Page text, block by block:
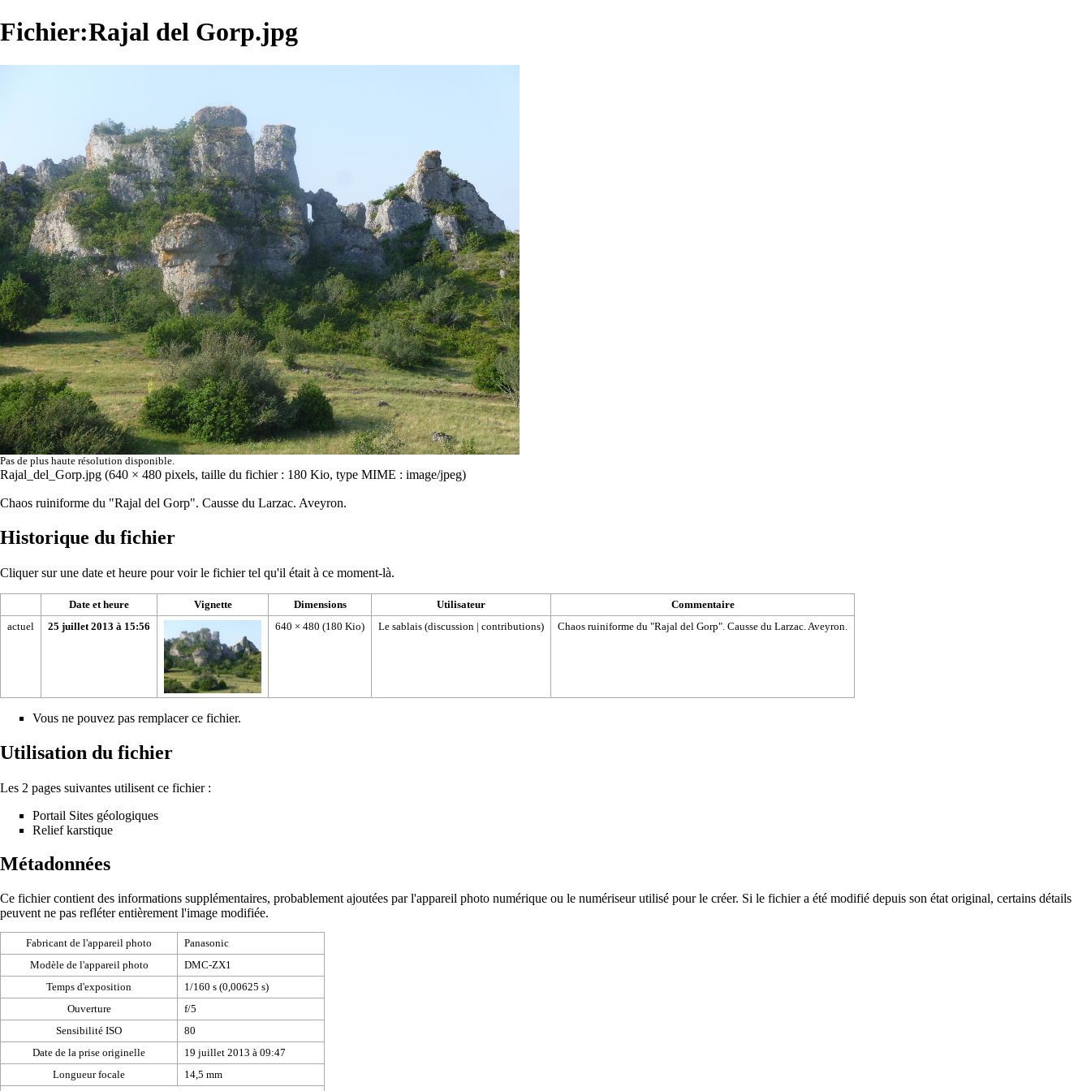
Fichier:Rajal del Gorp.jpg
Pas de plus haute résolution disponible.
Rajal_del_Gorp.jpg (640 × 480 pixels, taille du fichier : 180 Kio, type MIME : image/jpeg)
Chaos ruiniforme du "Rajal del Gorp". Causse du Larzac. Aveyron.
Historique du fichier
Cliquer sur une date et heure pour voir le fichier tel qu'il était à ce moment-là.
Date et heure Vignette Dimensions Utilisateur
Commentaire
actuel
25 juillet 2013 à 15:56 640 × 480 (180 Kio) Le sablais (discussion | contributions) Chaos ruiniforme du "Rajal del Gorp". Causse du Larzac. Aveyron.
Vous ne pouvez pas remplacer ce fichier.
Utilisation du fichier
Les 2 pages suivantes utilisent ce fichier :
Portail Sites géologiques
Relief karstique
Métadonnées
Ce fichier contient des informations supplémentaires, probablement ajoutées par l'appareil photo numérique ou le numériseur utilisé pour le créer. Si le fichier a été modifié depuis son état original, certains détails
peuvent ne pas refléter entièrement l'image modifiée.
Fabricant de l'appareil photo
Panasonic
Modèle de l'appareil photo
DMC-ZX1
Temps d'exposition
1/160 s (0,00625 s)
Ouverture
f/5
Sensibilité ISO
80
Date de la prise originelle
19 juillet 2013 à 09:47
Longueur focale
14,5 mm